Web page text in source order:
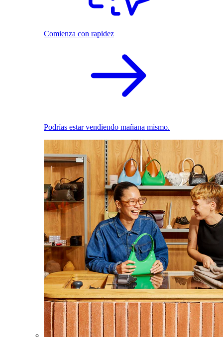
Comienza con rapidez
Podrías estar vendiendo mañana mismo.